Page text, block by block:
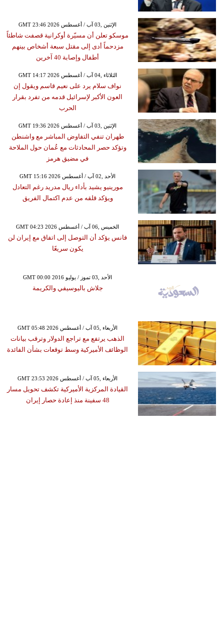
GMT 23:46 2026 الإثنين ,03 آب / أغسطس
موسكو تعلن أن مسيّرة أوكرانية قصفت شاطئاً
مزدحماً أدى إلى مقتل سبعة أشخاص بينهم
أطفال وإصابة 40 آخرين
GMT 14:17 2026 الثلاثاء ,04 آب / أغسطس
نواف سلام يرد على نعيم قاسم ويقول إن
العون الأكبر لإسرائيل قدمه من تفرد بقرار
الحرب
GMT 19:36 2026 الإثنين ,03 آب / أغسطس
طهران تنفي التفاوض المباشر مع واشنطن
وتؤكد حصر المحادثات مع عُمان حول الملاحة
في مضيق هرمز
GMT 15:16 2026 الأحد ,02 آب / أغسطس
مورينيو يشيد بأداء ريال مدريد رغم التعادل
ويؤكد قلقه من عدم اكتمال الفريق
GMT 04:23 2026 الخميس ,06 آب / أغسطس
فانس يؤكد أن التوصل إلى اتفاق مع إيران لن
يكون سريعًا
GMT 00:00 2016 الأحد ,03 تموز / يوليو
جلاش باليوسيفي والكريمة
GMT 05:48 2026 الأربعاء ,05 آب / أغسطس
الذهب يرتفع مع تراجع الدولار وترقب بيانات
الوظائف الأميركية وسط توقعات بشأن الفائدة
GMT 23:53 2026 الأربعاء ,05 آب / أغسطس
القيادة المركزية الأميركية تكشف تحويل مسار
48 سفينة منذ إعادة حصار إيران